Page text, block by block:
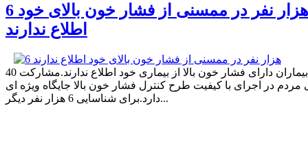
6 هزار نفر در ممسنی از فشار خون بالای خود
اطلاع ندارند
40 درصد بیماران دارای فشار خون بالا از بیماری خود اطلاع ندارند.مشارکت
در اجرای با کیفیت طرح کنترل فشار خون بالا جایگاه ویژه ای
دارد.برای شناسایی 6 هزار نفر دیگر...